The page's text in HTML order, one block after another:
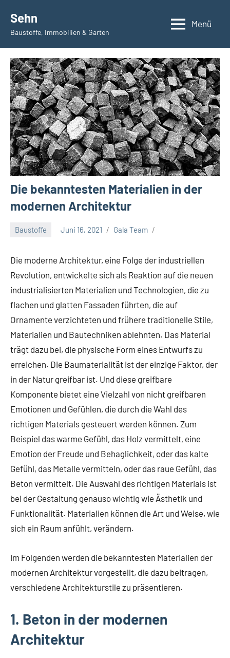
Inhalt
springen
Sehn
Baustoffe, Immobilien & Garten
Menü
Die bekanntesten Materialien in der
modernen Architektur
Baustoffe Juni 16, 2021 Gala Team
Die moderne Architektur, eine Folge der industriellen
Revolution, entwickelte sich als Reaktion auf die neuen
industrialisierten Materialien und Technologien, die zu
flachen und glatten Fassaden führten, die auf
Ornamente verzichteten und frühere traditionelle Stile,
Materialien und Bautechniken ablehnten. Das Material
trägt dazu bei, die physische Form eines Entwurfs zu
erreichen. Die Baumaterialität ist der einzige Faktor, der
in der Natur greifbar ist. Und diese greifbare
Komponente bietet eine Vielzahl von nicht greifbaren
Emotionen und Gefühlen, die durch die Wahl des
richtigen Materials gesteuert werden können. Zum
Beispiel das warme Gefühl, das Holz vermittelt, eine
Emotion der Freude und Behaglichkeit, oder das kalte
Gefühl, das Metalle vermitteln, oder das raue Gefühl, das
Beton vermittelt. Die Auswahl des richtigen Materials ist
bei der Gestaltung genauso wichtig wie Ästhetik und
Funktionalität. Materialien können die Art und Weise, wie
sich ein Raum anfühlt, verändern.
Im Folgenden werden die bekanntesten Materialien der
modernen Architektur vorgestellt, die dazu beitragen,
verschiedene Architekturstile zu präsentieren.
1. Beton in der modernen
Architektur